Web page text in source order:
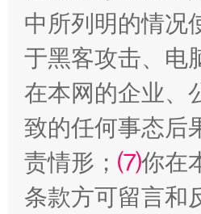
受贿1.44亿！段成刚被判无
中所列明的情况
于黑客攻击、电
在本网的企业、
致的任何事态后
责情形； ⑺你在
条款方可留言和